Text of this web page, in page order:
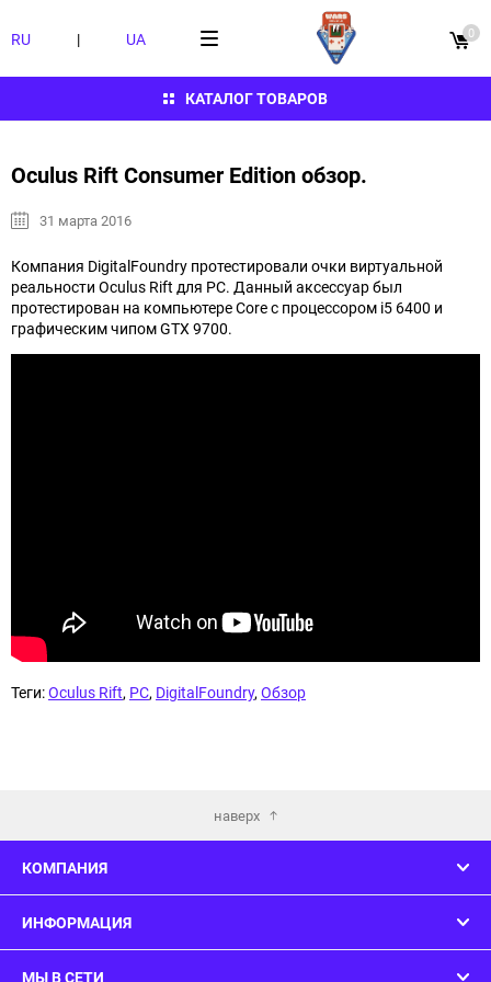
КАТАЛОГ ТОВАРОВ
RU | UA 0
Oculus Rift Consumer Edition обзор.
31 марта 2016
Компания DigitalFoundry протестировали очки виртуальной
реальности Oculus Rift для PC. Данный аксессуар был
протестирован на компьютере Core с процессором i5 6400 и
графическим чипом GTX 9700.
Теги:Oculus Rift, PC, DigitalFoundry,Обзор
наверх
КОМПАНИЯ
ИНФОРМАЦИЯ
МЫ В СЕТИ